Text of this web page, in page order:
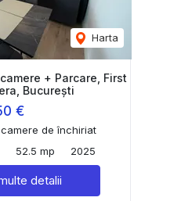
Harta
+ Parcare, First
București
€
de închiriat
52.5 mp 2025
detalii